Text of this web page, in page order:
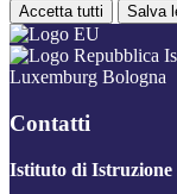
Accetta tutti Salva
Luxemburg Bologna
Contatti
Istituto di Istruzione